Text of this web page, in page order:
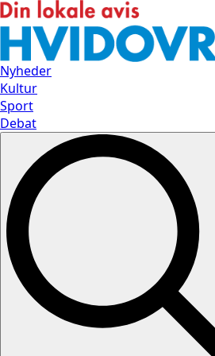
Nyheder
Kultur
Sport
Debat